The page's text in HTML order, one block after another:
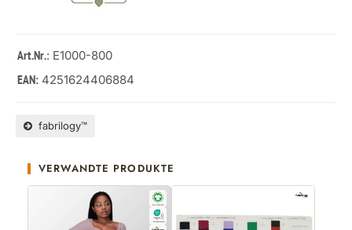
Art.Nr.: E1000-800
EAN: 4251624406884
fabrilogy™
VERWANDTE PRODUKTE